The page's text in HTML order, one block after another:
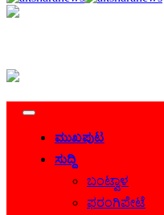
ಮುಖಪುಟ
ಸುದ್ದಿ
ಬಂಟ್ವಾಳ
ಫರಂಗಿಪೇಟೆ